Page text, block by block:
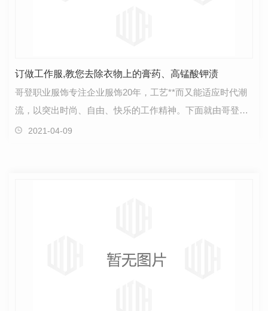
订做工作服,教您去除衣物上的膏药、高锰酸钾渍
哥登职业服饰专注企业服饰20年，工艺**而又能适应时代潮
流，以突出时尚、自由、快乐的工作精神。下面就由哥登介
2021-04-09